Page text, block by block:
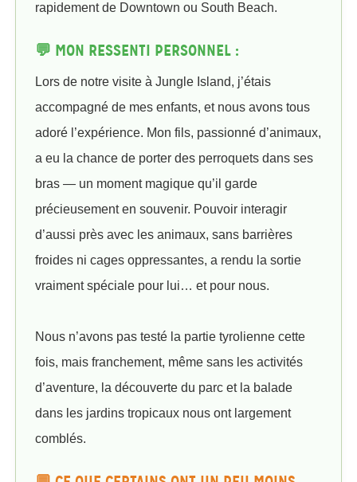
rapidement de Downtown ou South Beach.
💬 MON RESSENTI PERSONNEL :
Lors de notre visite à Jungle Island, j’étais
accompagné de mes enfants, et nous avons tous
adoré l’expérience. Mon fils, passionné d’animaux,
a eu la chance de porter des perroquets dans ses
bras — un moment magique qu’il garde
précieusement en souvenir. Pouvoir interagir
d’aussi près avec les animaux, sans barrières
froides ni cages oppressantes, a rendu la sortie
vraiment spéciale pour lui… et pour nous.
Nous n’avons pas testé la partie tyrolienne cette
fois, mais franchement, même sans les activités
d’aventure, la découverte du parc et la balade
dans les jardins tropicaux nous ont largement
comblés.